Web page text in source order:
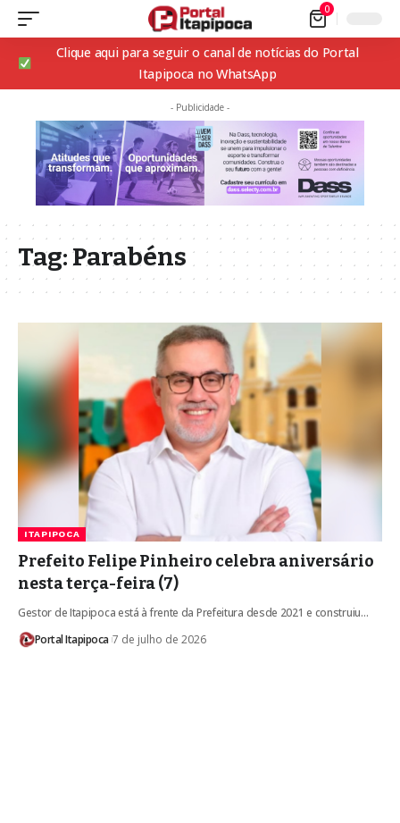
0
Clique aqui para seguir o canal de notícias do Portal
Itapipoca no WhatsApp
- Publicidade -
Tag:Parabéns
ITAPIPOCA
Prefeito Felipe Pinheiro celebra aniversário
nesta terça-feira (7)
Gestor de Itapipoca está à frente da Prefeitura desde 2021 e construiu…
Portal Itapipoca 7 de julho de 2026